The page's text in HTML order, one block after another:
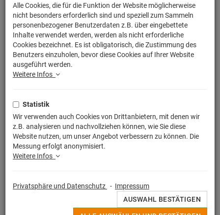
Alle Cookies, die für die Funktion der Website möglicherweise
nicht besonders erforderlich sind und speziell zum Sammeln
personenbezogener Benutzerdaten z.B. über eingebettete
Inhalte verwendet werden, werden als nicht erforderliche
Cookies bezeichnet. Es ist obligatorisch, die Zustimmung des
Benutzers einzuholen, bevor diese Cookies auf Ihrer Website
ausgeführt werden.
Weitere Infos
Statistik
Wir verwenden auch Cookies von Drittanbietern, mit denen wir
z.B. analysieren und nachvollziehen können, wie Sie diese
Website nutzen, um unser Angebot verbessern zu können. Die
Messung erfolgt anonymisiert.
Weitere Infos
Privatsphäre und Datenschutz - Impressum
AUSWAHL BESTÄTIGEN